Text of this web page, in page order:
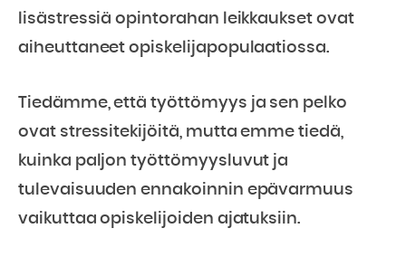
lisästressiä opintorahan leikkaukset ovat
aiheuttaneet opiskelijapopulaatiossa.
Tiedämme, että työttömyys ja sen pelko
ovat stressitekijöitä, mutta emme tiedä,
kuinka paljon työttömyysluvut ja
tulevaisuuden ennakoinnin epävarmuus
vaikuttaa opiskelijoiden ajatuksiin.